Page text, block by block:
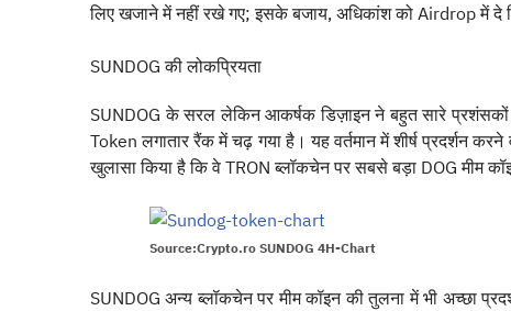
लिए खजाने में नहीं रखे गए; इसके बजाय, अधिकांश को Airdrop में दे
SUNDOG की लोकप्रियता
SUNDOG के सरल लेकिन आकर्षक डिज़ाइन ने बहुत सारे
Token लगातार रैंक में चढ़ गया है। यह वर्तमान में शीर्ष प्रदर्शन
खुलासा किया है कि वे TRON ब्लॉकचेन पर सबसे बड़ा DOG मीम
Source:Crypto.ro SUNDOG 4H-Chart
SUNDOG अन्य ब्लॉकचेन पर मीम कॉइन की तुलना में भी अच्छा